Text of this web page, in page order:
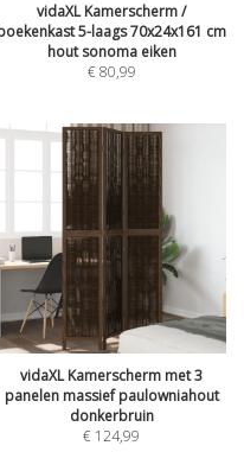
vidaXL Kamerscherm /
5-laags 70x24x161 cm
hout sonoma eiken
€80,99
vidaXL Kamerscherm met 3
panelen massief paulowniahout
donkerbruin
€ 124,99